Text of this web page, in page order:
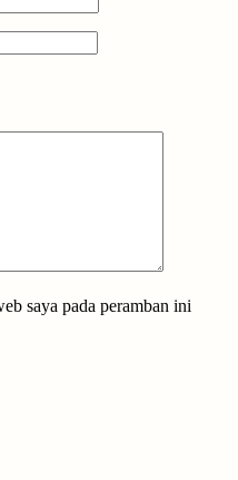
saya pada peramban ini